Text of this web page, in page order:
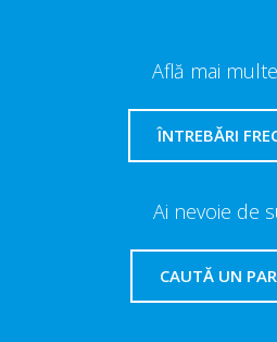
Află mai
ÎNTREBĂRI
Ai nevoie de
CAUTĂ UN